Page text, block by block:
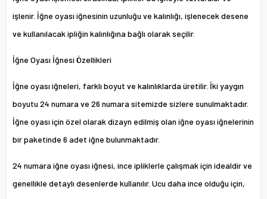
işlenir. İğne oyası iğnesinin uzunluğu ve kalınlığı, işlenecek desene
ve kullanılacak ipliğin kalınlığına bağlı olarak seçilir.
İğne Oyası İğnesi Özellikleri
İğne oyası iğneleri, farklı boyut ve kalınlıklarda üretilir. İki yaygın
boyutu 24 numara ve 26 numara sitemizde sizlere sunulmaktadır.
İğne oyası için özel olarak dizayn edilmiş olan iğne oyası iğnelerinin
bir paketinde 6 adet iğne bulunmaktadır.
24 numara iğne oyası iğnesi, ince ipliklerle çalışmak için idealdir ve
genellikle detaylı desenlerde kullanılır. Ucu daha ince olduğu için,